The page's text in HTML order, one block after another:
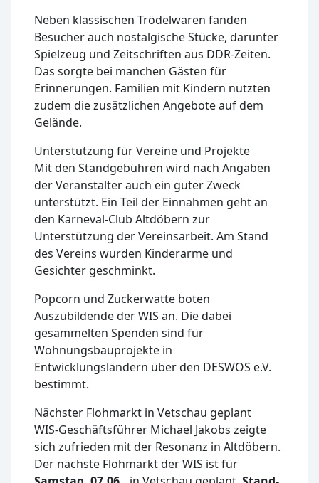
Neben klassischen Trödelwaren fanden
Besucher auch nostalgische Stücke, darunter
Spielzeug und Zeitschriften aus DDR-Zeiten.
Das sorgte bei manchen Gästen für
Erinnerungen. Familien mit Kindern nutzten
zudem die zusätzlichen Angebote auf dem
Gelände.
Unterstützung für Vereine und Projekte
Mit den Standgebühren wird nach Angaben
der Veranstalter auch ein guter Zweck
unterstützt. Ein Teil der Einnahmen geht an
den Karneval-Club Altdöbern zur
Unterstützung der Vereinsarbeit. Am Stand
des Vereins wurden Kinderarme und
Gesichter geschminkt.
Popcorn und Zuckerwatte boten
Auszubildende der WIS an. Die dabei
gesammelten Spenden sind für
Wohnungsbauprojekte in
Entwicklungsländern über den DESWOS e.V.
bestimmt.
Nächster Flohmarkt in Vetschau geplant
WIS-Geschäftsführer Michael Jakobs zeigte
sich zufrieden mit der Resonanz in Altdöbern.
Der nächste Flohmarkt der WIS ist für